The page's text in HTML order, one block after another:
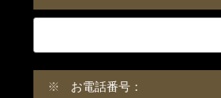
※ お電話番号：